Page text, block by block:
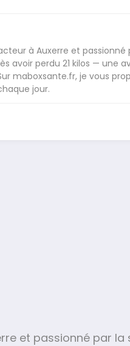
à Auxerre et
avoir perdu 21 kilos — une
maboxsante.fr, je vous
jour.
et passionné par la